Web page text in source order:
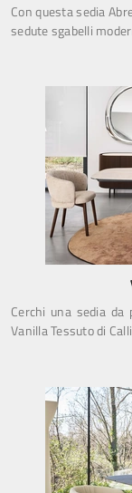
Con questa sedia
sedute sgabelli
Cerchi una sedia
Vanilla Tessuto di